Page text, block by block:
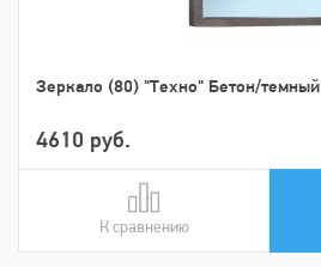
Зеркало (80) "Техно" Бетон/темный
4610 руб.
К сравнению
В сравнении